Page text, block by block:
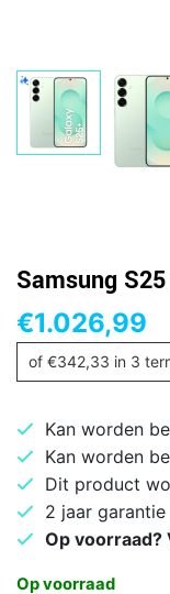
Samsung
€1.026,99
of €342,33 in 3
Kan worden
Kan worden
Dit product
2 jaar garantie
Op voorraad?
Op voorraad